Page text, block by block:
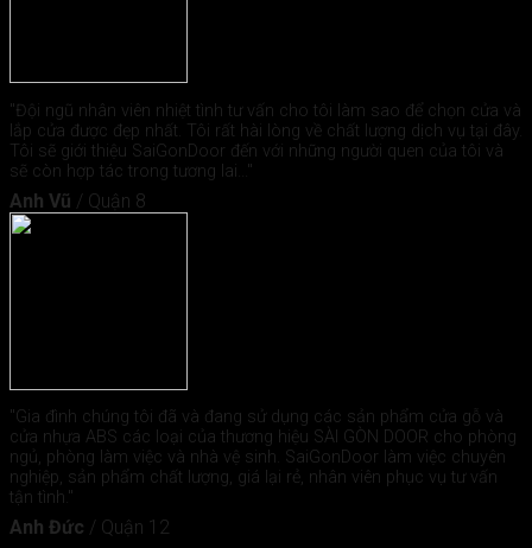
"Đội ngũ nhân viên nhiệt tình tư vấn cho tôi làm sao để chọn cửa và
lắp cửa được đẹp nhất. Tôi rất hài lòng về chất lượng dịch vụ tại đây.
Tôi sẽ giới thiệu SaiGonDoor đến với những người quen của tôi và
sẽ còn hợp tác trong tương lai..."
Anh Vũ / Quận 8
"Gia đình chúng tôi đã và đang sử dụng các sản phẩm cửa gỗ và
cửa nhựa ABS các loại của thương hiệu SÀI GÒN DOOR cho phòng
ngủ, phòng làm việc và nhà vệ sinh. SaiGonDoor làm việc chuyên
nghiệp, sản phẩm chất lượng, giá lại rẻ, nhân viên phục vụ tư vấn
tận tình."
Anh Đức / Quận 12